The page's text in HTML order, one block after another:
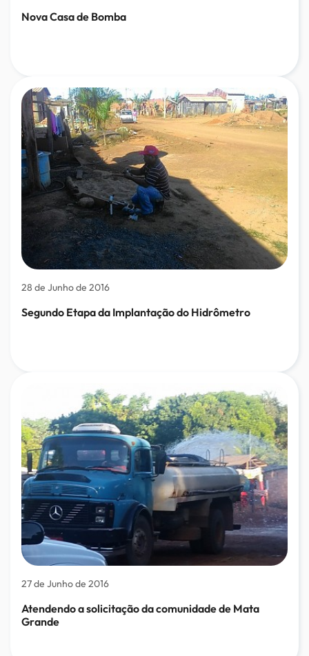
Nova Casa de Bomba
28 de Junho de 2016
Segundo Etapa da Implantação do Hidrômetro
27 de Junho de 2016
Atendendo a solicitação da comunidade de Mata
Grande